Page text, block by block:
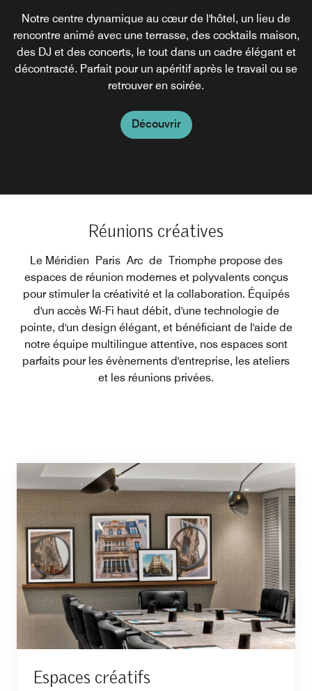
Notre centre dynamique au cœur de l'hôtel, un lieu de
rencontre animé avec une terrasse, des cocktails maison,
des DJ et des concerts, le tout dans un cadre élégant et
décontracté. Parfait pour un apéritif après le travail ou se
retrouver en soirée.
Découvrir
Lieu engagé et créatif, fruit d'une collaboration entre Alpro
et Le Méridien Paris Arc de Triomphe, cet établissement
propose une expérience unique aux amateurs de café à
Paris 17. Chaque détail est pensé pour offrir une pause
gourmande et responsable.
Découvrir
Réunions créatives
Le Méridien Paris Arc de Triomphe propose des
espaces de réunion modernes et polyvalents conçus
pour stimuler la créativité et la collaboration. Équipés
d'un accès Wi-Fi haut débit, d'une technologie de
pointe, d'un design élégant, et bénéficiant de l'aide de
notre équipe multilingue attentive, nos espaces sont
parfaits pour les évènements d'entreprise, les ateliers
et les réunions privées.
Espaces créatifs